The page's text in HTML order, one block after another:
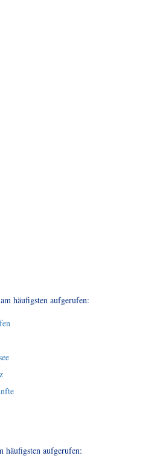
häufigsten aufgerufen:
häufigsten aufgerufen: